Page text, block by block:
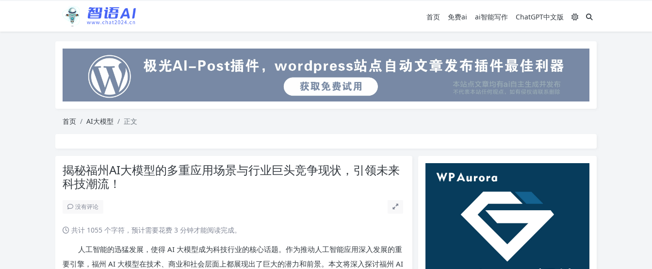
首页 免费ai ai智能写作 ChatGPT中文版
首页 AI大模型 正文
揭秘福州AI大模型的多重应用场景与行业巨头竞争现状，引领未来
科技潮流！
没有评论
共计 1055 个字符，预计需要花费 3 分钟才能阅读完成。
人工智能的迅猛发展，使得 AI 大模型成为科技行业的核心话题。作为推动人工智能应用深入发展的重
要引擎，福州 AI 大模型在技术、商业和社会层面上都展现出了巨大的潜力和前景。本文将深入探讨福州 AI